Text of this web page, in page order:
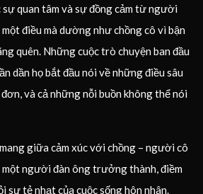
quan tâm và sự đồng cảm từ người
điều mà dường như chồng cô vì bận
quên. Những cuộc trò chuyện ban đầu
dần họ bắt đầu nói về những điều sâu
và cả những nỗi buồn không thể nói
giữa cảm xúc với chồng – người cô
một người đàn ông trưởng thành, điềm
sự tẻ nhạt của cuộc sống hôn nhân.